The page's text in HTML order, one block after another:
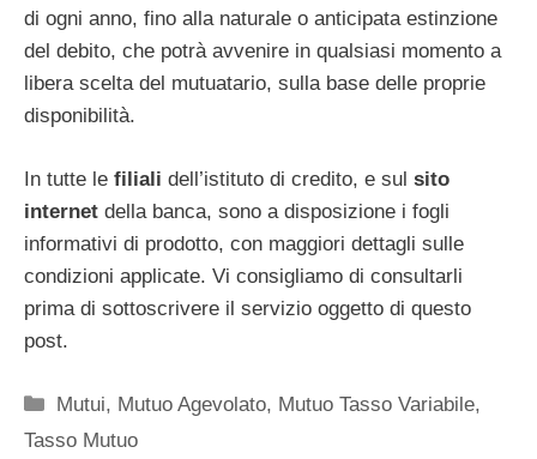
di ogni anno, fino alla naturale o anticipata estinzione
del debito, che potrà avvenire in qualsiasi momento a
libera scelta del mutuatario, sulla base delle proprie
disponibilità.
In tutte le filiali dell’istituto di credito, e sul sito
internet della banca, sono a disposizione i fogli
informativi di prodotto, con maggiori dettagli sulle
condizioni applicate. Vi consigliamo di consultarli
prima di sottoscrivere il servizio oggetto di questo
post.
Categorie
Mutui, Mutuo Agevolato, Mutuo Tasso Variabile,
Tasso Mutuo